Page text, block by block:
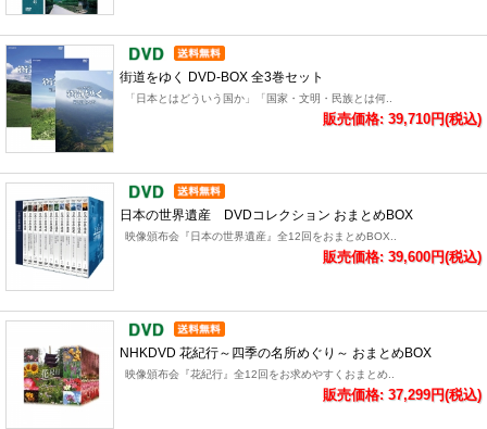
街道をゆく DVD-BOX 全3巻セット
「日本とはどういう国か」「国家・文明・民族とは何..
販売価格: 39,710円(税込)
日本の世界遺産 DVDコレクション おまとめBOX
映像頒布会『日本の世界遺産』全12回をおまとめBOX..
販売価格: 39,600円(税込)
NHKDVD 花紀行～四季の名所めぐり～ おまとめBOX
映像頒布会『花紀行』全12回をお求めやすくおまとめ..
販売価格: 37,299円(税込)